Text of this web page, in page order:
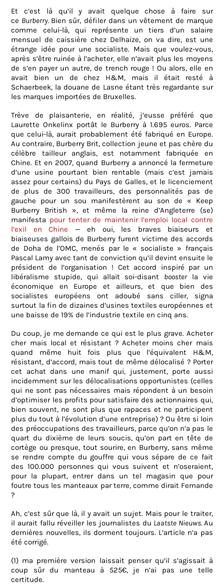
Et c’est là qu’il y avait quelque chose à faire sur
ce Burberry. Bien sûr, défiler dans un vêtement de marque
comme celui-là, qui représente un tiers d’un salaire
mensuel de caissière chez Delhaize, on va dire, est une
étrange idée pour une socialiste. Mais que voulez-vous,
après s’être ruinée à l’acheter, elle n’avait plus les moyens
de s’en payer un autre, de trench rouge ! Ou alors, elle en
avait bien un de chez H&M, mais il était resté à
Schaerbeek, la douane de Lasne étant très regardante sur
les marques importées de Bruxelles.
Trève de plaisanterie, en réalité, j’eusse préféré que
Laurette Onkelinx portât le Burberry à 1.695 euros. Parce
que celui-là, aurait probablement été fabriqué en Europe.
Au contraire, Burberry Brit, collection jeune et pas chère du
célèbre tailleur anglais, est notamment fabriquée en
Chine. Et en 2007, quand Burberry a annoncé la fermeture
d’une usine pourtant bien rentable (mais c’est jamais
assez pour certains) du Pays de Galles, et le licenciement
de plus de 300 travailleurs, des personnalités pas de
gauche pour un sou manifestèrent au son de « Keep
Burberry British », et même la reine d’Angleterre (se)
manifesta pour tenter de maintenir l’emploi local contre
l’exil en Chine — eh oui, les braves biaiseurs et
biaiseuses gallois de Burberry furent victime des accords
de Doha de l’OMC, menés par le « socialiste » français
Pascal Lamy avec tant de conviction qu’il devint ensuite le
président de l’organisation ! Cet accord inspiré par un
libéralisme stupide, qui allait soi-disant boosterla vie
économique en Europe et ailleurs, et que bien des
socialistes européens ont adoubé sans ciller, signa
surtout la fin de dizaines d’usines textiles européennes et
une baisse de 19% de l’industrie textile en cinq ans.
Du coup, je me demande ce qui est le plus grave. Acheter
cher mais local et résistant ? Acheter moins cher mais
quand même huit fois plus que l’équivalent H&M,
résistant, d’accord, mais tout de même délocalisé ? Porter
cet achat dans une manif qui, justement, porte aussi
incidemment sur les délocalisations opportunistes (celles
qui ne sont pas nécessaires mais répondent à un besoin
d’optimiser les profits pour satisfaire des actionnaires qui,
bien souvent, ne sont plus que rapaces et ne participent
plus du tout à l’évolution d’une entreprise) ? Ou être si loin
des préoccupations des travailleurs, parce qu’on n’a pas le
quart du dixième de leurs soucis, qu’on part en tête de
cortège ou presque, tout sourire, en Burberry, sans même
se rendre compte du gouffre qui vous sépare de ce fait
des 100.000 personnes qui vous suivent et n’oseraient,
pour la plupart, entrer dans un tel magasin que pour
foutre tous les manteaux par terre, comme dirait Fernande
?
Ah, c’est sûr que là, il y avait un sujet. Mais pour le traiter,
il aurait fallu réveiller les journalistes du Laatste Nieuws. Au
dernières nouvelles, ils dorment toujours. L’article n’a pas
été corrigé.
(1) ma première version laissait penser qu’il s’agissait à
coup sûr du manteau à 525€, je n’ai pas une telle
certitude.